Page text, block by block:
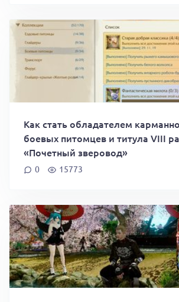
Как стать обладателем
боевых питомцев и титула VIII
«Почетный зверовод»
0 15773